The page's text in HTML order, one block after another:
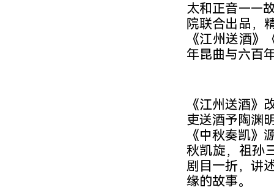
太和正音——故
院联合出品，
《江州送酒
年昆曲与六百
《江州送酒》
吏送酒予陶渊
《中秋奏凯》
秋凯旋，祖孙
剧目一折，讲
缘的故事。